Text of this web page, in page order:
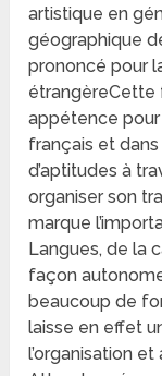
artistique en
géographique
prononcé pour
étrangèreCette
appétence
français et
d’aptitudes à
organiser son
marque
Langues, de la
façon
beaucoup de
laisse en effet
l’organisation